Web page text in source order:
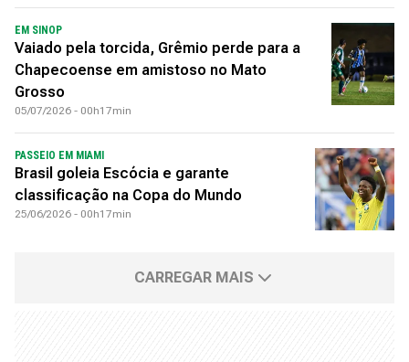
EM SINOP
Vaiado pela torcida, Grêmio perde para a
Chapecoense em amistoso no Mato
Grosso
05/07/2026 - 00h17min
PASSEIO EM MIAMI
Brasil goleia Escócia e garante
classificação na Copa do Mundo
25/06/2026 - 00h17min
CARREGAR MAIS